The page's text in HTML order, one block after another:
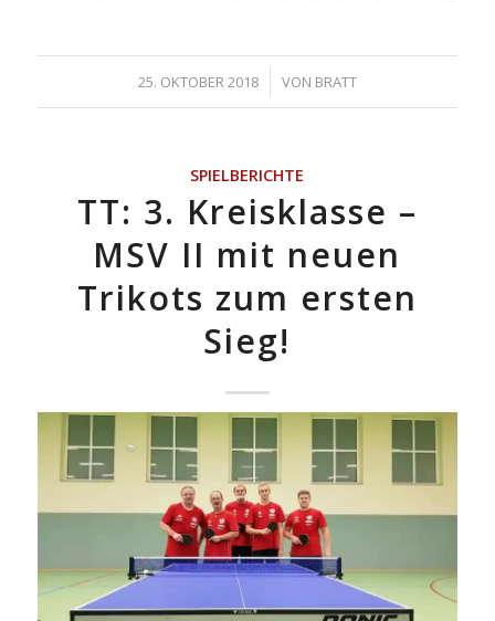
25. OKTOBER 2018
/ VON BRATT
SPIELBERICHTE
TT: 3. Kreisklasse –
MSV II mit neuen
Trikots zum ersten
Sieg!